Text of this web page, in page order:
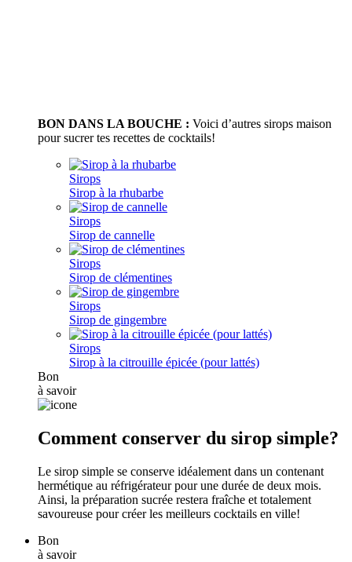
BON DANS LA BOUCHE : Voici d’autres sirops maison
pour sucrer tes recettes de cocktails!
Sirops
Sirop à la rhubarbe
Sirops
Sirop de cannelle
Sirops
Sirop de clémentines
Sirops
Sirop de gingembre
Sirops
Sirop à la citrouille épicée (pour lattés)
Bon
à savoir
Comment conserver du sirop simple?
Le sirop simple se conserve idéalement dans un contenant
hermétique au réfrigérateur pour une durée de deux mois.
Ainsi, la préparation sucrée restera fraîche et totalement
savoureuse pour créer les meilleurs cocktails en ville!
Bon
à savoir